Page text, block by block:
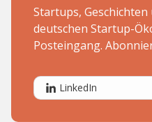
Startups,
deutschen Startup-
Posteingang.
LinkedIn